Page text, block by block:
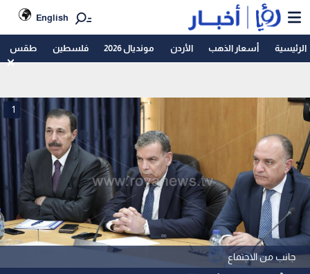
English
الرئيسية أسعار الذهب الأردن مونديال 2026 فلسطين طقس
جانب من الاجتماع
1